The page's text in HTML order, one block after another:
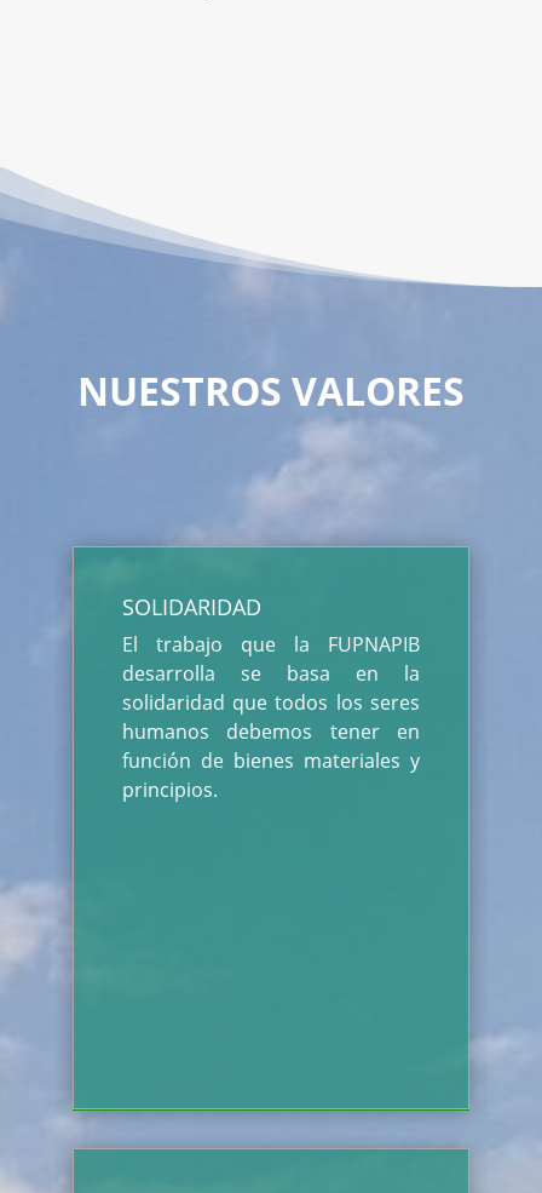
NUESTROS VALORES
SOLIDARIDAD
El trabajo que la FUPNAPIB
desarrolla se basa en la
solidaridad que todos los seres
humanos debemos tener en
función de bienes materiales y
principios.